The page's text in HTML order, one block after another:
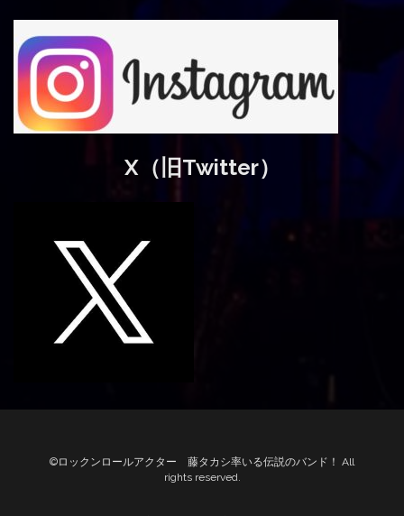
X（旧Twitter）
©ロックンロールアクター 藤タカシ率いる伝説のバンド！ All
rights reserved.